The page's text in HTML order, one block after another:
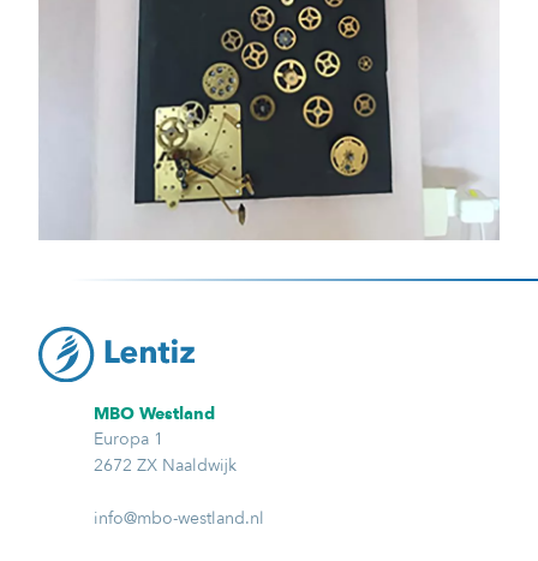
MBO Westland
Europa 1
2672 ZX Naaldwijk
info@mbo-westland.nl